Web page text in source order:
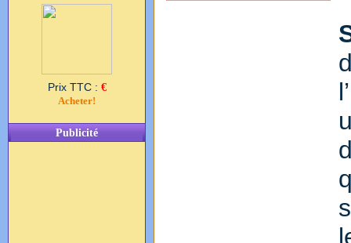
Prix TTC : €
Acheter!
Publicité